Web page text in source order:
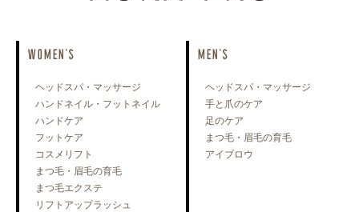
WOMEN'S
ヘッドスパ・マッサージ
ハンドネイル・フットネイル
ハンドケア
フットケア
コスメリフト
まつ毛・眉毛の育毛
まつ毛エクステ
リフトアップラッシュ
MEN'S
ヘッドスパ・マッサージ
手と爪のケア
足のケア
まつ毛・眉毛の育毛
アイブロウ